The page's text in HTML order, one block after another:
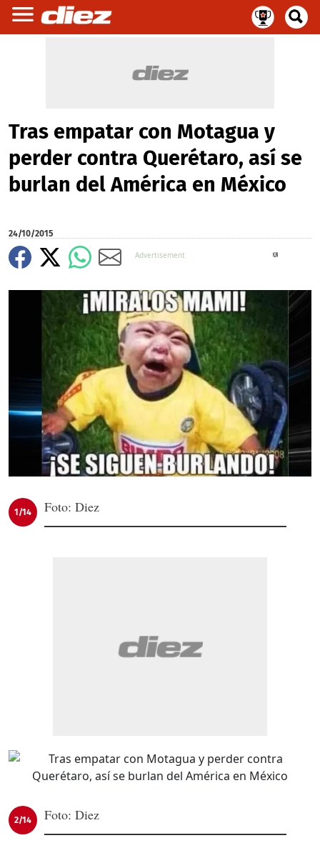
Tras empatar con Motagua y
perder contra Querétaro, así se
burlan del América en México
24/10/2015
1/14 Foto: Diez
2/14 Foto: Diez
X